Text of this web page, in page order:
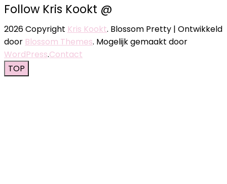
Follow Kris Kookt @
2026 Copyright Kris Kookt. Blossom Pretty | Ontwikkeld
door Blossom Themes. Mogelijk gemaakt door
WordPress.Contact
TOP